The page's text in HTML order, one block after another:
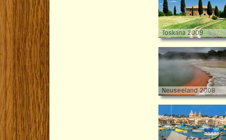
Toskana 2009
Neuseeland 2008